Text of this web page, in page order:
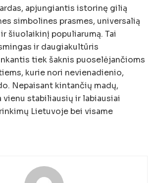
apjungiantis istorinę gilią
simbolines prasmes, universalią
šiuolaikinį populiarumą. Tai
ir daugiakultūris
tiek šaknis puoselėjančioms
kurie nori nevienadienio,
Nepaisant kintančių madų,
vienu stabiliausių ir labiausiai
Lietuvoje bei visame